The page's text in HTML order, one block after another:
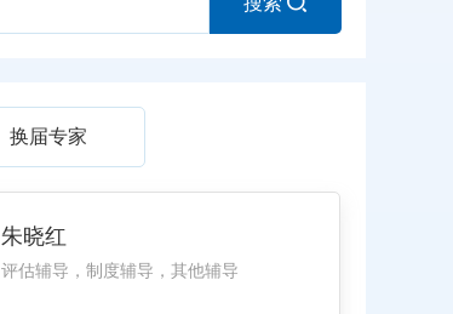
换届专家
朱晓红
评估辅导，制度辅导，其他辅导